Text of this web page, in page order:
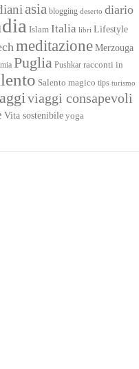
asia blogging deserto diario
Islam Italia libri Lifestyle
meditazioneMerzouga
Puglia Pushkar racconti in
Salento magico tips turismo
viaggi consapevoli
Vita sostenibile yoga